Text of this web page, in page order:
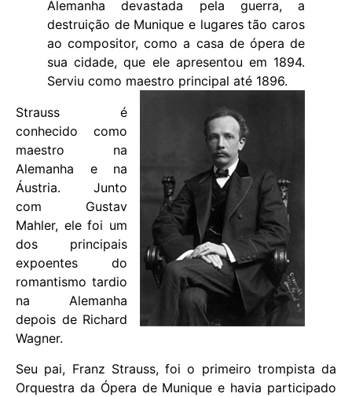
Alemanha devastada pela guerra, a
destruição de Munique e lugares tão caros
ao compositor, como a casa de ópera de
sua cidade, que ele apresentou em 1894.
Serviu como maestro principal até 1896.
Strauss é
conhecido como
maestro na
Alemanha e na
Áustria. Junto
com Gustav
Mahler, ele foi um
dos principais
expoentes do
romantismo tardio
na Alemanha
depois de Richard
Wagner.
Seu pai, Franz Strauss, foi o primeiro trompista da
Orquestra da Ópera de Munique e havia participado